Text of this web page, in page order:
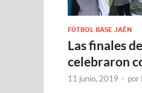
FÚTBOL BASE JAÉN
Las finales
celebraron
11 junio, 2019 - por